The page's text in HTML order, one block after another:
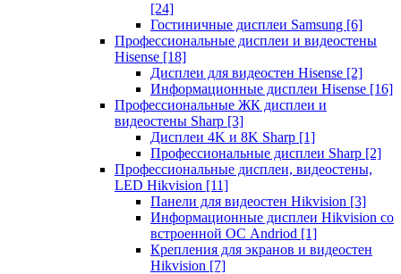
[24]
Гостиничные дисплеи Samsung [6]
Профессиональные дисплеи и видеостены
Hisense [18]
Дисплеи для видеостен Hisense [2]
Информационные дисплеи Hisense [16]
Профессиональные ЖК дисплеи и
видеостены Sharp [3]
Дисплеи 4K и 8K Sharp [1]
Профессиональные дисплеи Sharp [2]
Профессиональные дисплеи, видеостены,
LED Hikvision [11]
Панели для видеостен Hikvision [3]
Информационные дисплеи Hikvision со
встроенной ОС Andriod [1]
Крепления для экранов и видеостен
Hikvision [7]